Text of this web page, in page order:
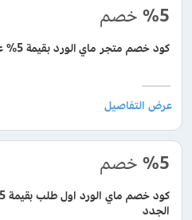
%5 خصم
كود خصم متجر ماي الورد بقيمة 5% علي منتجات البشرة
%5 خصم
الجدد